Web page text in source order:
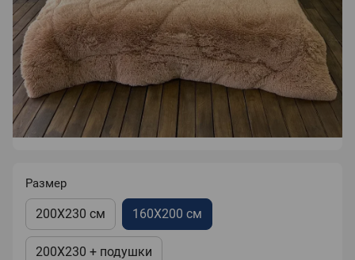
Размер
200X230 см 160X200 см
200X230 + подушки